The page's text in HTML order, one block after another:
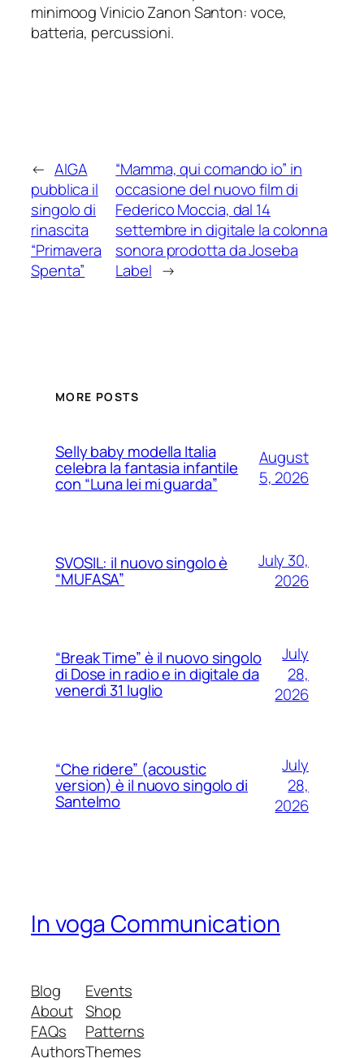
minimoog Vinicio Zanon Santon: voce,
batteria, percussioni.
← AIGA
pubblica il
singolo di
rinascita
“Primavera
Spenta”
“Mamma, qui comando io” in
occasione del nuovo film di
Federico Moccia, dal 14
settembre in digitale la colonna
sonora prodotta da Joseba
Label →
MORE POSTS
Selly baby modella Italia
celebra la fantasia infantile
con “Luna lei mi guarda”
August
5, 2026
SVOSIL: il nuovo singolo è
“MUFASA”
July 30,
2026
“Break Time” è il nuovo singolo
di Dose in radio e in digitale da
venerdì 31 luglio
July
28,
2026
“Che ridere” (acoustic
version) è il nuovo singolo di
Santelmo
July
28,
2026
In voga Communication
Blog
About
FAQs
Authors
Events
Shop
Patterns
Themes